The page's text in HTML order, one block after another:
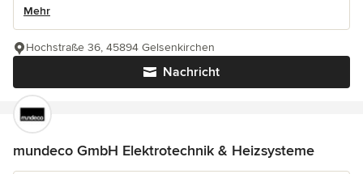
Mehr
Nachricht
Hochstraße 36, 45894 Gelsenkirchen
mundeco GmbH Elektrotechnik & Heizsysteme